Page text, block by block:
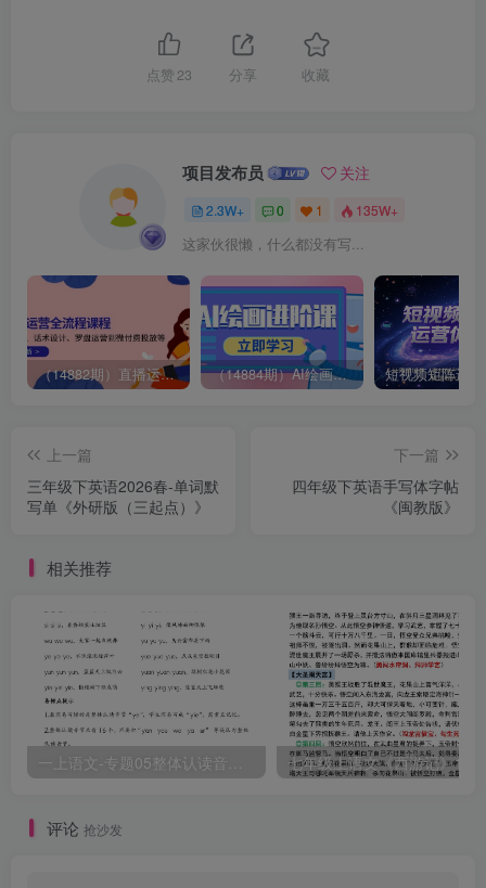
点赞 23 分享 收藏
项目发布员 关注
2.3W+ 0 1 135W+
这家伙很懒，什么都没有写...
（14882期）直播运营全流程课程-5月更新：从起号、话术设计、罗盘运营到微付费投放等 （14884期）AI绘画进阶课，涵盖电商摄影等多领域，PS操作与AI工具使用全面教学
上一篇
三年级下英语2026春-单词默
写单《外研版（三起点）》
下一篇
四年级下英语手写体字帖
《闽教版》
相关推荐
评论 抢沙发